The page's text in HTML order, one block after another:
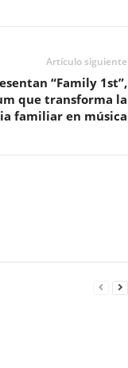
Artículo siguiente
“Family 1st”,
que transforma la
familiar en música